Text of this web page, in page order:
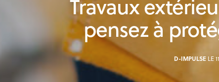
pensez à
D-IMPULSE LE